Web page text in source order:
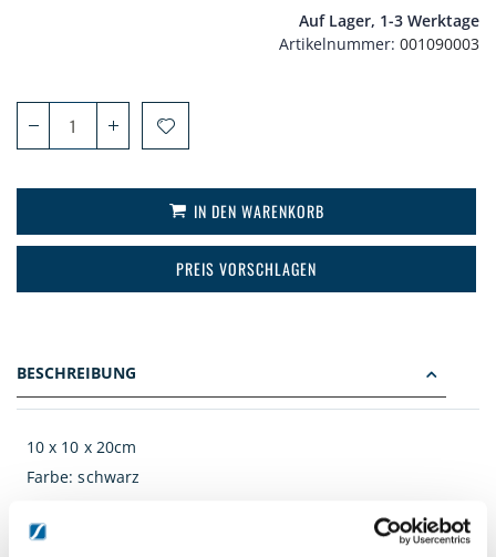
Auf Lager, 1-3 Werktage
Artikelnummer 001090003
IN DEN WARENKORB
PREIS VORSCHLAGEN
BESCHREIBUNG
10 x 10 x 20cm
Farbe: schwarz
DETAILS